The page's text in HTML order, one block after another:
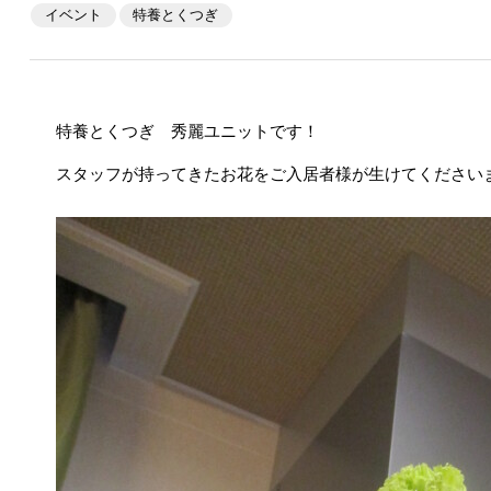
イベント 特養とくつぎ
特養とくつぎ 秀麗ユニットです！
スタッフが持ってきたお花をご入居者様が生けてください